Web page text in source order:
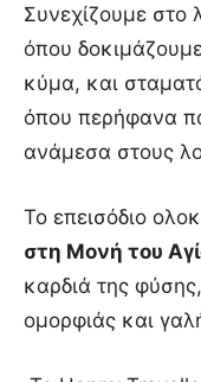
Συνεχίζουμε στο
όπου
κύμα, και
όπου περήφανα
ανάμεσα στους
Το επεισόδιο
στη Μονή του
καρδιά της
ομορφιάς και